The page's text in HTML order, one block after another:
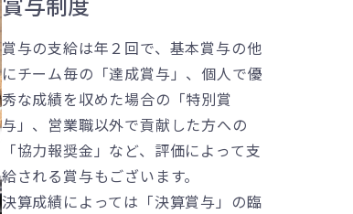
賞与の支給は年２回で、基本賞与の他
にチーム毎の「達成賞与」、個人で優
秀な成績を収めた場合の「特別賞
与」、営業職以外で貢献した方への
「協力報奨金」など、評価によって支
給される賞与もございます。
決算成績によっては「決算賞与」の臨